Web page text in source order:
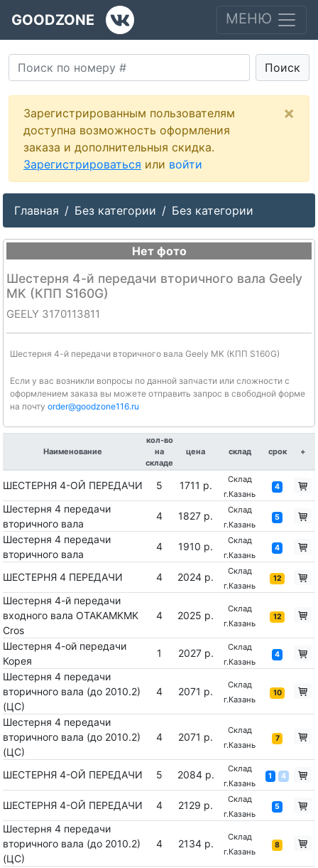
GOODZONE МЕНЮ
Поиск
Зарегистрированным пользователям
доступна возможность оформления
заказа и дополнительныя скидка.
Зарегистрироваться или войти
×
Главная Без категории Без категории
Нет фото
Шестерня 4-й передачи вторичного вала Geely
MK (КПП S160G)
GEELY 3170113811
Шестерня 4-й передачи вторичного вала Geely MK (КПП S160G)
Если у вас возникли вопросы по данной запчасти или сложности с
оформлением заказа вы можете отправить запрос в свободной форме
на почту order@goodzone116.ru
Наименование
кол-во
на
складе
цена склад срок +
ШЕСТЕРНЯ 4-ОЙ ПЕРЕДАЧИ 5 1711 р.
Склад
г.Казань
4
Шecтepня 4 пepeдaчи
втopичнoгo вaлa
4 1827 р.
Склад
г.Казань
5
Шecтepня 4 пepeдaчи
втopичнoгo вaлa
4 1910 р.
Склад
г.Казань
4
ШЕСТЕРНЯ 4 ПЕРЕДАЧИ 4 2024 р.
Склад
г.Казань
12
Шестерня 4-й передачи
входного вала OTAKAMKMK
Cros
4 2025 р.
Склад
г.Казань
12
Шестерня 4-ой передачи
Корея
1 2027 р.
Склад
г.Казань
4
Шестерня 4 передачи
вторичного вала (до 2010.2)
(ЦС)
4 2071 р.
Склад
г.Казань
10
Шестерня 4 передачи
вторичного вала (до 2010.2)
(ЦС)
4 2071 р.
Склад
г.Казань
7
ШЕСТЕРНЯ 4-ОЙ ПЕРЕДАЧИ 5 2084 р.
Склад
г.Казань
1 4
ШЕСТЕРНЯ 4-ОЙ ПЕРЕДАЧИ 4 2129 р.
Склад
г.Казань
5
Шестерня 4 передачи
вторичного вала (до 2010.2)
(ЦС)
4 2134 р.
Склад
г.Казань
8